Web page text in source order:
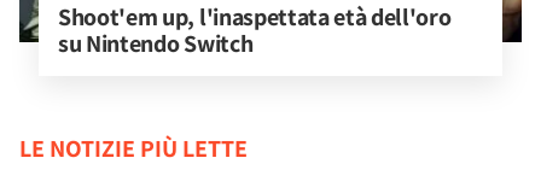
Shoot'em up, l'inaspettata età dell'oro
su Nintendo Switch
LE NOTIZIE PIÙ LETTE